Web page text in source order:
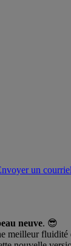
un courriel
neuve. 😎
meilleur fluidité